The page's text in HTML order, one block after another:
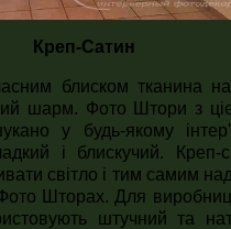
Креп-Сатин
блиском тканина
шарм. Фото Штори з
у будь-якому
і блискучий. Креп-
світло і тим самим
Шторах. Для
штучний та